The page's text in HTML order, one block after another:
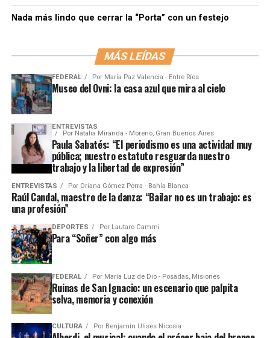
Nada más lindo que cerrar la “Porta” con un festejo
MÁS LEÍDAS
FEDERAL Por María Paz Valencia - Entre Ríos
Museo del Ovni: la casa azul que mira al cielo
ENTREVISTAS
Por Natalia Miranda - Moreno, Gran Buenos Aires
Paula Sabatés: “El periodismo es una actividad muy
pública; nuestro estatuto resguarda nuestro
trabajo y la libertad de expresión”
ENTREVISTAS Por Oriana Gómez Porra - Bahía Blanca
Raúl Candal, maestro de la danza: “Bailar no es un trabajo: es
una profesión”
DEPORTES Por Lautaro Cammi
Para “Soñer” con algo más
FEDERAL Por María Luz de Dio - Posadas, Misiones
Ruinas de San Ignacio: un escenario que palpita
selva, memoria y conexión
CULTURA Por Benjamín Ulises Nicosia